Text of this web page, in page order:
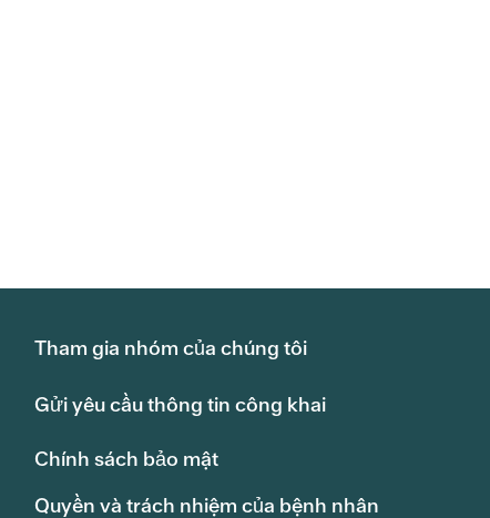
Tham gia nhóm của chúng tôi
Gửi yêu cầu thông tin công khai
Chính sách bảo mật
Quyền và trách nhiệm của bệnh nhân